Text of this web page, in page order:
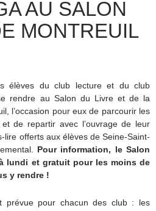
AU SALON
MONTREUIL
élèves du club lecture et du club
rendre au Salon du Livre et de la
l’occasion pour eux de parcourir les
de repartir avec l’ouvrage de leur
lire offerts aux élèves de Seine-Saint-
Pour information, le Salon
lundi et gratuit pour les moins de
y rendre !
prévue pour chacun des club : les